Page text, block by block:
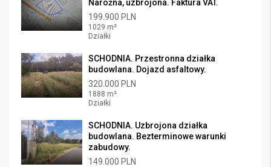
Narożna, uzbrojona. Faktura VAT.
199.900 PLN
1029 m²
Działki
SCHODNIA. Przestronna działka
budowlana. Dojazd asfaltowy.
320.000 PLN
1888 m²
Działki
SCHODNIA. Uzbrojona działka
budowlana. Bezterminowe warunki
zabudowy.
149.000 PLN